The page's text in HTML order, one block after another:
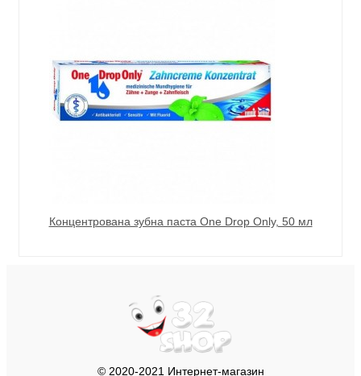
Концентрована зубна паста One Drop Only, 50 мл
© 2020-2021 Интернет-магазин